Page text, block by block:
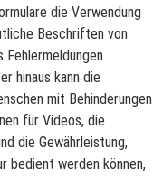
die Verwendung
Beschriften von
Fehlermeldungen
hinaus kann die
mit Behinderungen
für Videos, die
die Gewährleistung,
bedient werden können,